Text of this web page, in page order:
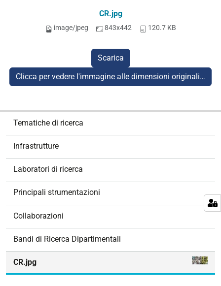
CR.jpg
image/jpeg 843x442 120.7 KB
Scarica
Clicca per vedere l'immagine alle dimensioni originali…
Tematiche di ricerca
Infrastrutture
Laboratori di ricerca
Principali strumentazioni
Collaborazioni
Bandi di Ricerca Dipartimentali
CR.jpg